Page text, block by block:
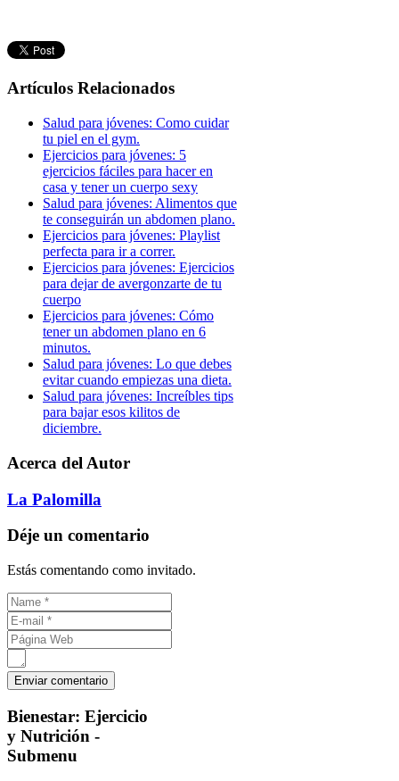
Artículos Relacionados
Salud para jóvenes: Como cuidar
tu piel en el gym.
Ejercicios para jóvenes: 5
ejercicios fáciles para hacer en
casa y tener un cuerpo sexy
Salud para jóvenes: Alimentos que
te conseguirán un abdomen plano.
Ejercicios para jóvenes: Playlist
perfecta para ir a correr.
Ejercicios para jóvenes: Ejercicios
para dejar de avergonzarte de tu
cuerpo
Ejercicios para jóvenes: Cómo
tener un abdomen plano en 6
minutos.
Salud para jóvenes: Lo que debes
evitar cuando empiezas una dieta.
Salud para jóvenes: Increíbles tips
para bajar esos kilitos de
diciembre.
Acerca del Autor
La Palomilla
Déje un comentario
Estás comentando como invitado.
Bienestar: Ejercicio
y Nutrición -
Submenu